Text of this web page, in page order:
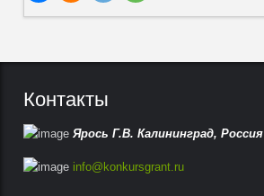
Контакты
Ярось Г.В.Калининград,Россия
info@konkursgrant.ru